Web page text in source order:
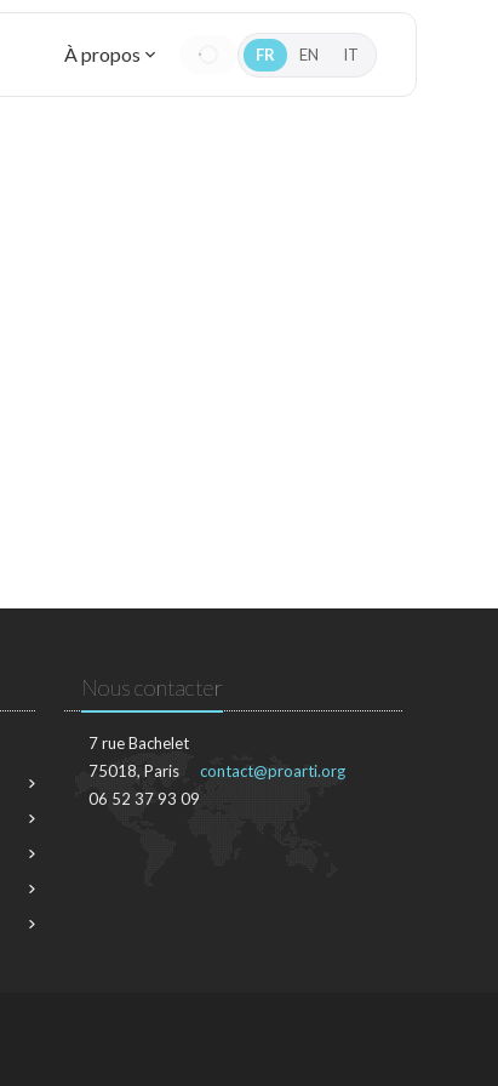
À propos FR EN IT
Nous contacter
7 rue Bachelet
75018, Paris
06 52 37 93 09
contact@proarti.org